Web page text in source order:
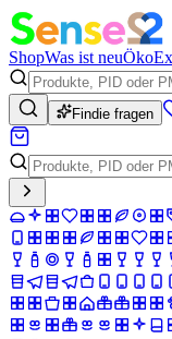
ShopWas ist neuÖko
Findie fragen